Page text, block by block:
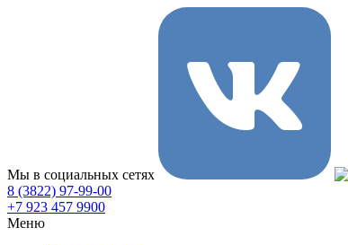
Мы в социальных сетях
8 (3822) 97-99-00
+7 923 457 9900
Меню